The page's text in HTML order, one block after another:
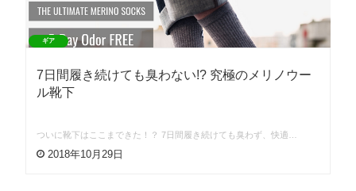
ギア
7日間履き続けても臭わない!? 究極のメリノウー
ル靴下
ついに靴下はここまできた！？ 7日間履き続けても臭わず、快適…
2018年10月29日